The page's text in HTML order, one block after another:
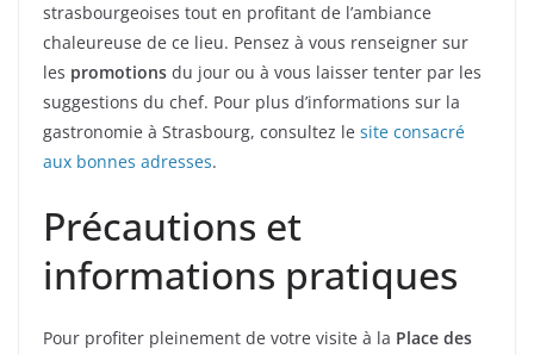
strasbourgeoises tout en profitant de l’ambiance
chaleureuse de ce lieu. Pensez à vous renseigner sur
les promotions du jour ou à vous laisser tenter par les
suggestions du chef. Pour plus d’informations sur la
gastronomie à Strasbourg, consultez le site consacré
aux bonnes adresses.
Précautions et
informations pratiques
Pour profiter pleinement de votre visite à la Place des